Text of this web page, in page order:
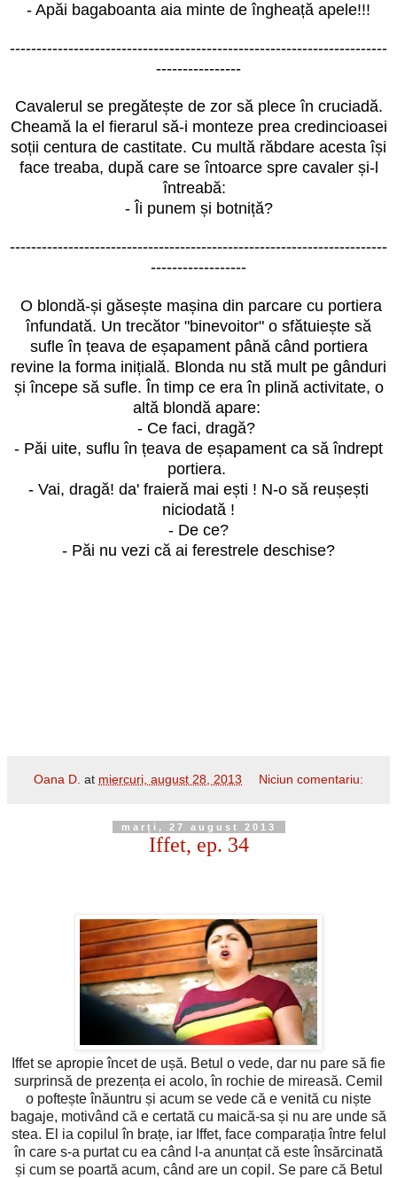
- Apăi bagaboanta aia minte de îngheață apele!!!
-----------------------------------------------------------------------
----------------
Cavalerul se pregătește de zor să plece în cruciadă.
Cheamă la el fierarul să-i monteze prea credincioasei
soții centura de castitate. Cu multă răbdare acesta își
face treaba, după care se întoarce spre cavaler și-l
întreabă:
- Îi punem și botniță?
-----------------------------------------------------------------------
------------------
O blondă-și găsește mașina din parcare cu portiera
înfundată. Un trecător "binevoitor" o sfătuiește să
sufle în țeava de eșapament până când portiera
revine la forma inițială. Blonda nu stă mult pe gânduri
și începe să sufle. În timp ce era în plină activitate, o
altă blondă apare:
- Ce faci, dragă?
- Păi uite, suflu în țeava de eșapament ca să îndrept
portiera.
- Vai, dragă! da' fraieră mai ești ! N-o să reușești
niciodată !
- De ce?
- Păi nu vezi că ai ferestrele deschise?
Oana D. at miercuri, august 28, 2013 Niciun comentariu:
marți, 27 august 2013
Iffet, ep. 34
Iffet se apropie încet de ușă. Betul o vede, dar nu pare să fie
surprinsă de prezența ei acolo, în rochie de mireasă. Cemil
o poftește înăuntru și acum se vede că e venită cu niște
bagaje, motivând că e certată cu maică-sa și nu are unde să
stea. El ia copilul în brațe, iar Iffet, face comparația între felul
în care s-a purtat cu ea când l-a anunțat că este însărcinată
și cum se poartă acum, când are un copil. Se pare că Betul